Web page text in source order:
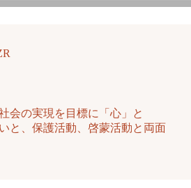
会の実現を目標に「心」と
と、保護活動、啓蒙活動と両面